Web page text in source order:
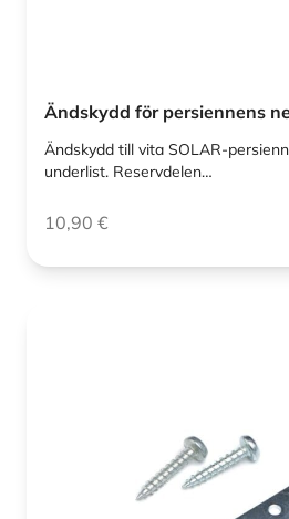
Ändskydd för persiennens
Ändskydd till vita SOLAR-
underlist. Reservdelen…
10,90 €